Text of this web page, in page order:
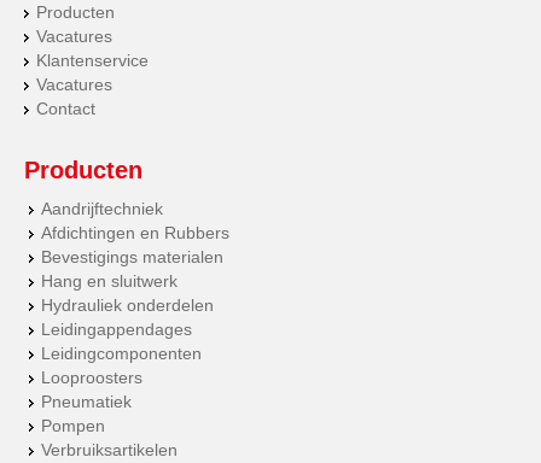
Producten
Vacatures
Klantenservice
Vacatures
Contact
Producten
Aandrijftechniek
Afdichtingen en Rubbers
Bevestigings materialen
Hang en sluitwerk
Hydrauliek onderdelen
Leidingappendages
Leidingcomponenten
Looproosters
Pneumatiek
Pompen
Verbruiksartikelen